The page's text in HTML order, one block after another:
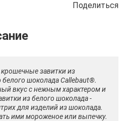
Поделиться
Рецепты
завитки из
белого шоколада Callebaut®.
вкус с нежным характером и
из белого шоколада -
для изделий из шоколада.
ими мороженое или выпечку.